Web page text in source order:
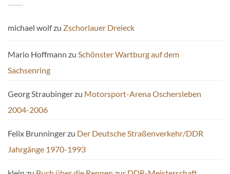
michael wolfzu Zschorlauer Dreieck
Mario Hoffmann zu Schönster Wartburg auf dem
Sachsenring
Georg Straubingerzu Motorsport-Arena Oschersleben
2004-2006
Felix Brunningerzu Der Deutsche Straßenverkehr/DDR
Jahrgänge 1970-1993